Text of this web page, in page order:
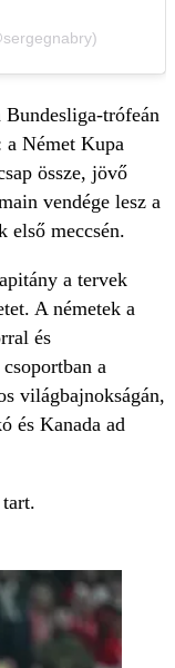
trófeán
a Német Kupa
össze, jövő
vendége lesz a
első meccsén.
a tervek
A németek a
és
a
világbajnokságán,
és Kanada ad